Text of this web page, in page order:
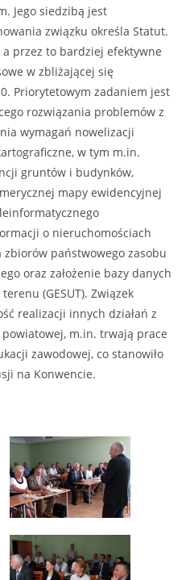
Jego siedzibą jest
związku określa Statut.
przez to bardziej efektywne
w zbliżającej się
Priorytetowym zadaniem jest
rozwiązania problemów z
wymagań nowelizacji
w tym m.in.
gruntów i budynków,
mapy ewidencyjnej
o nieruchomościach
zbiorów państwowego zasobu
oraz założenie bazy danych
(GESUT). Związek
realizacji innych działań z
m.in. trwają prace
zawodowej, co stanowiło
na Konwencie.